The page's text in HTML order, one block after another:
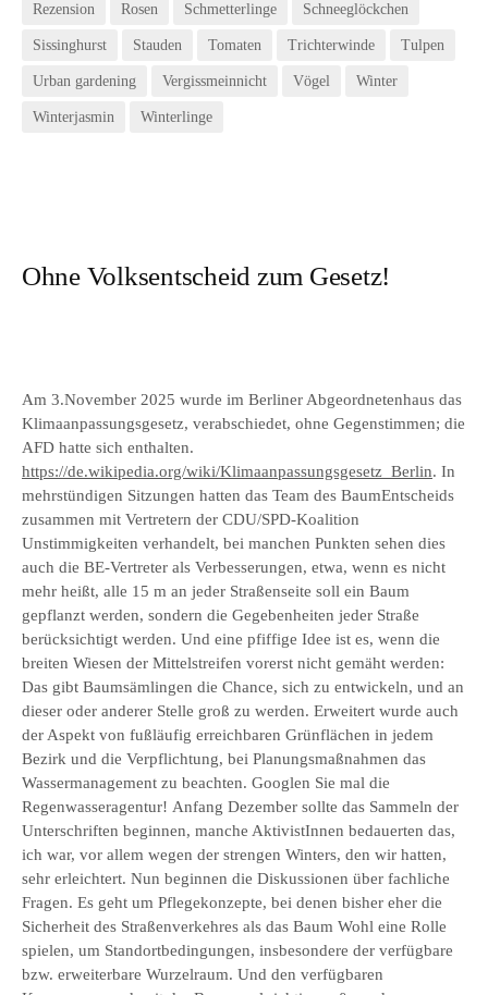
Rezension Rosen Schmetterlinge Schneeglöckchen
Sissinghurst Stauden Tomaten Trichterwinde Tulpen
Urban gardening Vergissmeinnicht Vögel Winter
Winterjasmin Winterlinge
Ohne Volksentscheid zum Gesetz!
Am 3.November 2025 wurde im Berliner Abgeordnetenhaus das
Klimaanpassungsgesetz, verabschiedet, ohne Gegenstimmen; die
AFD hatte sich enthalten.
https://de.wikipedia.org/wiki/Klimaanpassungsgesetz_Berlin. In
mehrstündigen Sitzungen hatten das Team des BaumEntscheids
zusammen mit Vertretern der CDU/SPD-Koalition
Unstimmigkeiten verhandelt, bei manchen Punkten sehen dies
auch die BE-Vertreter als Verbesserungen, etwa, wenn es nicht
mehr heißt, alle 15 m an jeder Straßenseite soll ein Baum
gepflanzt werden, sondern die Gegebenheiten jeder Straße
berücksichtigt werden. Und eine pfiffige Idee ist es, wenn die
breiten Wiesen der Mittelstreifen vorerst nicht gemäht werden:
Das gibt Baumsämlingen die Chance, sich zu entwickeln, und an
dieser oder anderer Stelle groß zu werden. Erweitert wurde auch
der Aspekt von fußläufig erreichbaren Grünflächen in jedem
Bezirk und die Verpflichtung, bei Planungsmaßnahmen das
Wassermanagement zu beachten. Googlen Sie mal die
Regenwasseragentur! Anfang Dezember sollte das Sammeln der
Unterschriften beginnen, manche AktivistInnen bedauerten das,
ich war, vor allem wegen der strengen Winters, den wir hatten,
sehr erleichtert. Nun beginnen die Diskussionen über fachliche
Fragen. Es geht um Pflegekonzepte, bei denen bisher eher die
Sicherheit des Straßenverkehres als das Baum Wohl eine Rolle
spielen, um Standortbedingungen, insbesondere der verfügbare
bzw. erweiterbare Wurzelraum. Und den verfügbaren